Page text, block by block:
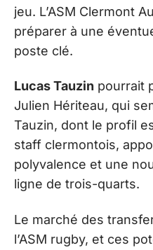
jeu. L’ASM Clermont
préparer à une
poste clé.
Lucas Tauzin pourrait
Julien Hériteau, qui
Tauzin, dont le profil
staff clermontois,
polyvalence et une
ligne de trois-quarts.
Le marché des
l’ASM rugby, et ces